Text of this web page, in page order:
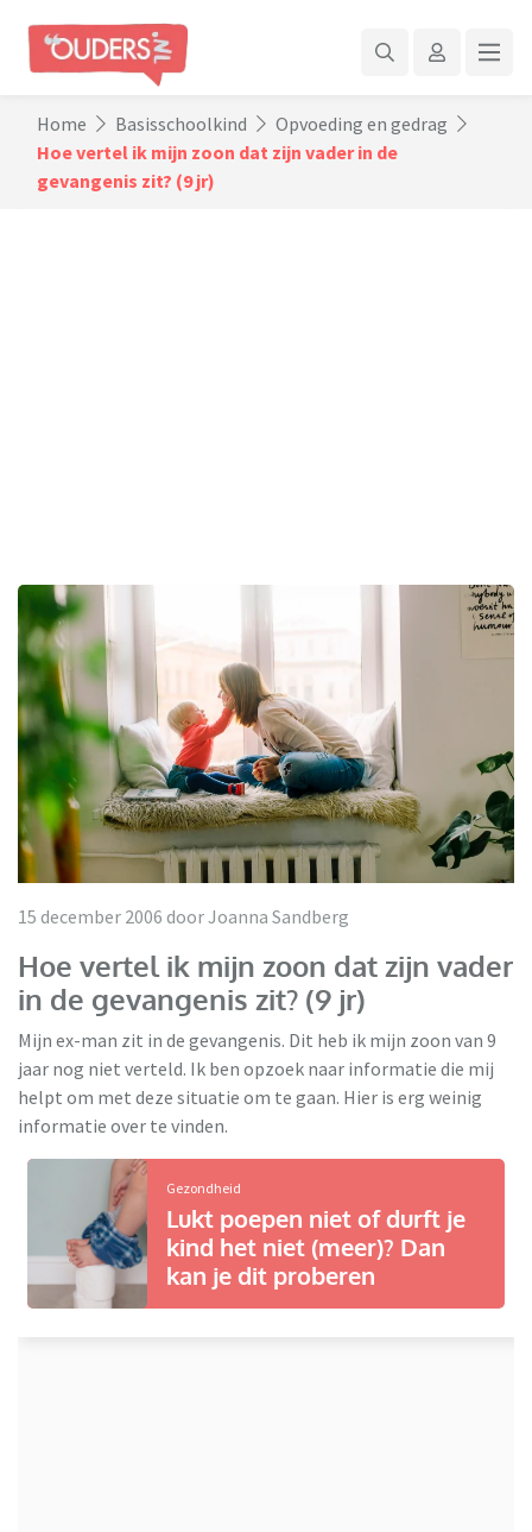
Home Basisschoolkind
Opvoeding en gedrag
Hoe vertel ik mijn zoon dat zijn vader in de
gevangenis zit? (9 jr)
15 december 2006 door Joanna Sandberg
Hoe vertel ik mijn zoon dat zijn vader
in de gevangenis zit? (9 jr)
Mijn ex-man zit in de gevangenis. Dit heb ik mijn zoon van 9
jaar nog niet verteld. Ik ben opzoek naar informatie die mij
helpt om met deze situatie om te gaan. Hier is erg weinig
informatie over te vinden.
Gezondheid
Lukt poepen niet of durft je
kind het niet (meer)? Dan
kan je dit proberen